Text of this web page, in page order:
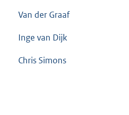
Van der Graaf
Inge van Dijk
Chris Simons